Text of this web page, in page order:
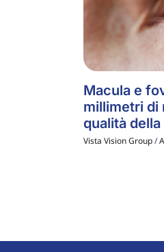
Macula e
millimetri di
qualità
Vista Vision Group